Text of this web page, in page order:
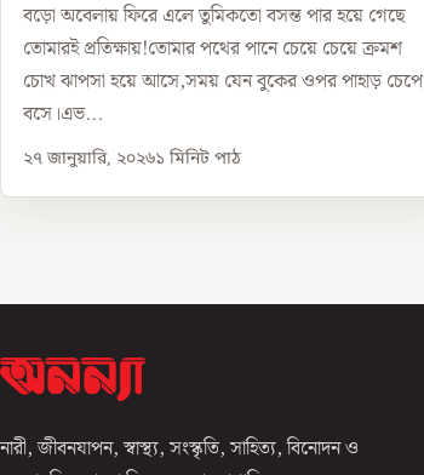
বড়ো অবেলায় ফিরে এলে তুমিকতো বসন্ত পার হয়ে গেছে
তোমারই প্রতিক্ষায়!তোমার পথের পানে চেয়ে চেয়ে ক্রমশ
চোখ ঝাপসা হয়ে আসে,সময় যেন বুকের ওপর পাহাড় চেপে
বসে।এভ...
২৭ জানুয়ারি, ২০২৬১ মিনিট পাঠ
নারী, জীবনযাপন, স্বাস্থ্য, সংস্কৃতি, সাহিত্য, বিনোদন ও